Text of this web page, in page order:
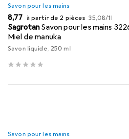
Savon pour les mains
EUR
8,77 à partir de 2 pièces EUR
35,08/1l
Sagrotan Savon pour les mains
Miel de manuka
Savon liquide, 250 ml
Savon pour les mains